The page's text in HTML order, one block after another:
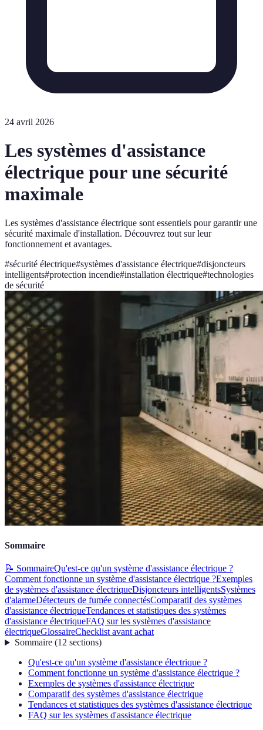
24 avril 2026
Les systèmes d'assistance
électrique pour une sécurité
maximale
Les systèmes d'assistance électrique sont essentiels pour garantir une
sécurité maximale d'installation. Découvrez tout sur leur
fonctionnement et avantages.
#sécurité électrique#systèmes d'assistance électrique#disjoncteurs
intelligents#protection incendie#installation électrique#technologies
de sécurité
Sommaire
📝 SommaireQu'est-ce qu'un système d'assistance électrique ?
Comment fonctionne un système d'assistance électrique ?Exemples
de systèmes d'assistance électriqueDisjoncteurs intelligentsSystèmes
d'alarmeDétecteurs de fumée connectésComparatif des systèmes
d'assistance électriqueTendances et statistiques des systèmes
d'assistance électriqueFAQ sur les systèmes d'assistance
électriqueGlossaireChecklist avant achat
Sommaire(12 sections)
Qu'est-ce qu'un système d'assistance électrique ?
Comment fonctionne un système d'assistance électrique ?
Exemples de systèmes d'assistance électrique
Comparatif des systèmes d'assistance électrique
Tendances et statistiques des systèmes d'assistance électrique
FAQ sur les systèmes d'assistance électrique